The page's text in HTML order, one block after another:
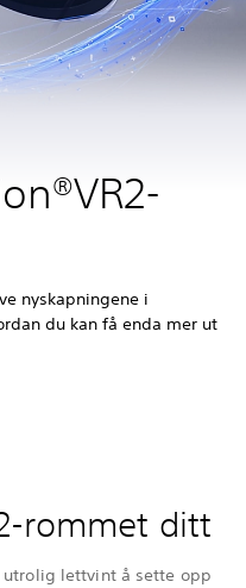
nyskapningene i
du kan få enda mer ut
rommet ditt
utrolig lettvint å sette opp